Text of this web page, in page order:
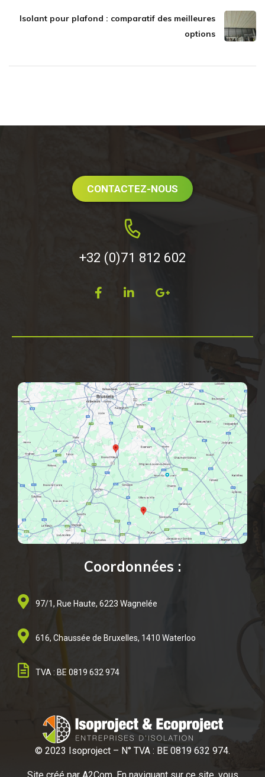
Isolant pour plafond : comparatif des meilleures
options
CONTACTEZ-NOUS
+32 (0)71 812 602
© 2023 Isoproject – N° TVA : BE 0819 632 974.
Coordonnées :
97/1, Rue Haute, 6223 Wagnelée
616, Chaussée de Bruxelles, 1410 Waterloo
TVA : BE 0819 632 974